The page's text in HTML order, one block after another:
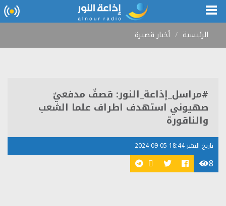
الرئيسية أخبار قصيرة
#مراسل_إذاعة_النور: قصفٌ مدفعيٌ
صهيوني استهدف اطراف علما الشعب
والناقورة
تاريخ النشر 18:44 05-09-2024
8